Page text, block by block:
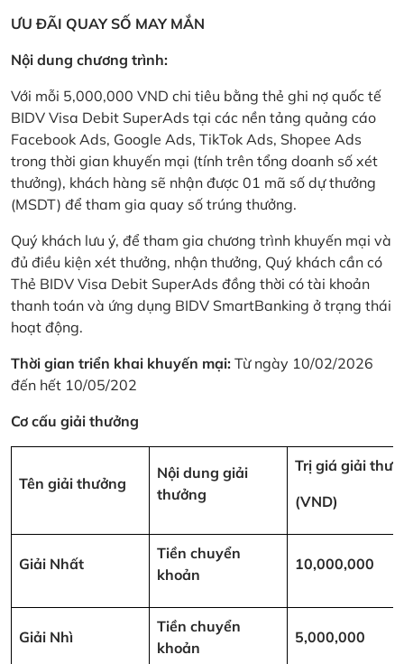
ƯU ĐÃI QUAY SỐ MAY MẮN
Nội dung chương trình:
Với mỗi 5,000,000 VND chi tiêu bằng thẻ ghi nợ quốc tế
BIDV Visa Debit SuperAds tại các nền tảng quảng cáo
Facebook Ads, Google Ads, TikTok Ads, Shopee Ads
trong thời gian khuyến mại (tính trên tổng doanh số xét
thưởng), khách hàng sẽ nhận được 01 mã số dự thưởng
(MSDT) để tham gia quay số trúng thưởng.
Quý khách lưu ý, để tham gia chương trình khuyến mại và
đủ điều kiện xét thưởng, nhận thưởng, Quý khách cần có
Thẻ BIDV Visa Debit SuperAds đồng thời có tài khoản
thanh toán và ứng dụng BIDV SmartBanking ở trạng thái
hoạt động.
Thời gian triển khai khuyến mại: Từ ngày 10/02/2026
đến hết 10/05/202
Cơ cấu giải thưởng
Tên giải thưởng
Nội dung giải
thưởng
Trị giá giải
(VND)
Giải Nhất
Tiền chuyển
khoản
10,000,000
Giải Nhì
Tiền chuyển
khoản
5,000,000